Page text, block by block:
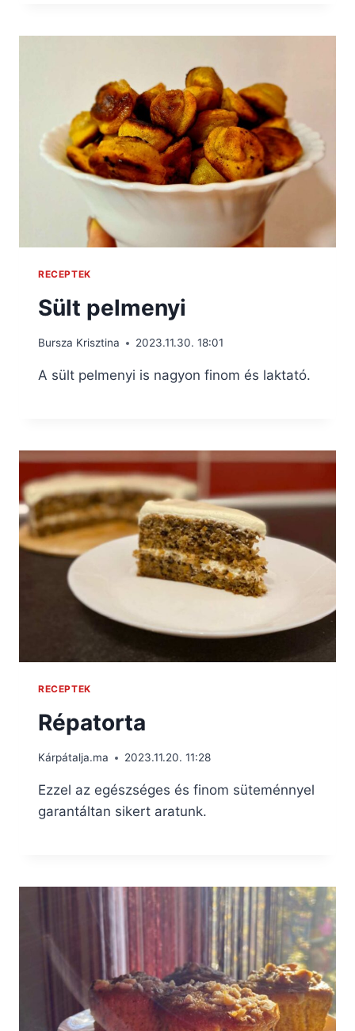
RECEPTEK
Sült pelmenyi
Bursza Krisztina 2023.11.30. 18:01
A sült pelmenyi is nagyon finom és laktató.
RECEPTEK
Répatorta
Kárpátalja.ma 2023.11.20. 11:28
Ezzel az egészséges és finom süteménnyel
garantáltan sikert aratunk.